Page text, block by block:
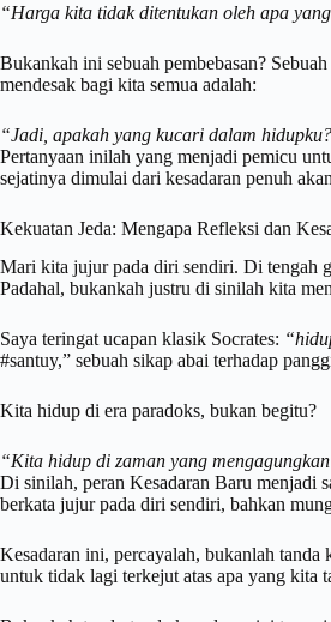
“Harga kita tidak ditentukan oleh apa
Bukankah ini sebuah pembebasan?
mendesak bagi kita semua adalah:
“Jadi, apakah yang kucari dalam
Pertanyaan inilah yang menjadi pemicu
sejatinya dimulai dari kesadaran penuh
Kekuatan Jeda: Mengapa Refleksi dan
Mari kita jujur pada diri sendiri. Di tengah
Padahal, bukankah justru di sinilah kita
Saya teringat ucapan klasik Socrates:
#santuy,” sebuah sikap abai terhadap
Kita hidup di era paradoks, bukan begitu?
“Kita hidup di zaman yang
Di sinilah, peran Kesadaran Baru menjadi
berkata jujur pada diri sendiri, bahkan
Kesadaran ini, percayalah, bukanlah
untuk tidak lagi terkejut atas apa yang kita